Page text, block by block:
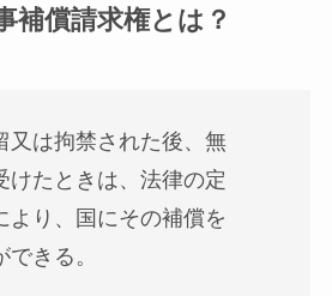
補償請求権とは？
又は拘禁された後、無
けたときは、法律の定
より、国にその補償を
きる。